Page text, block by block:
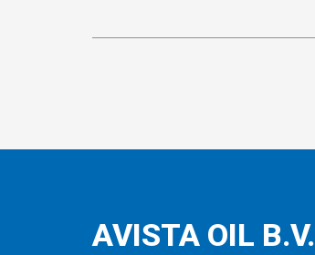
AVISTA OIL B.V.